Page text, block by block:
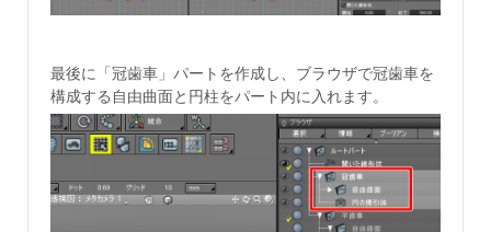
最後に「冠歯車」パートを作成し、ブラウザで冠歯車を
構成する自由曲面と円柱をパート内に入れます。